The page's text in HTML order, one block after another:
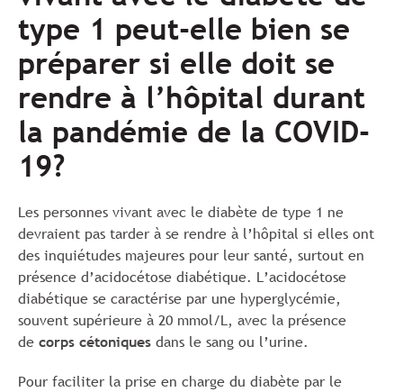
type 1 peut-elle bien se
préparer si elle doit se
rendre à l’hôpital durant
la pandémie de la COVID-
19?
Les personnes vivant avec le diabète de type 1 ne
devraient pas tarder à se rendre à l’hôpital si elles ont
des inquiétudes majeures pour leur santé, surtout en
présence d’acidocétose diabétique. L’acidocétose
diabétique se caractérise par une hyperglycémie,
souvent supérieure à 20 mmol/L, avec la présence
de corps cétoniques dans le sang ou l’urine.
Pour faciliter la prise en charge du diabète par le